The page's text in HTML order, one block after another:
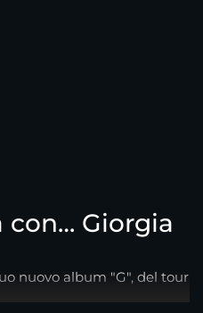
Giorgia
nuovo album "G", del tour